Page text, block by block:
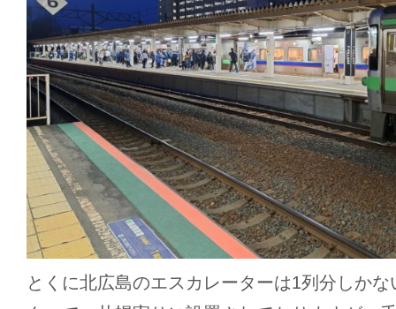
とくに北広島のエスカレーターは1列分しか